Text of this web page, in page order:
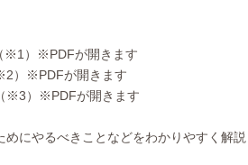
※1）※PDFが開きます
）※PDFが開きます
（※3）※PDFが開きます
にやるべきことなどをわかりやすく解説